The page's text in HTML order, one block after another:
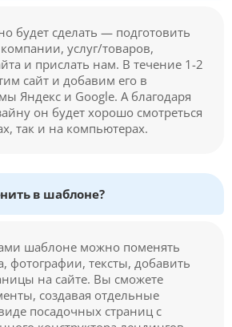
будет сделать — подготовить
услуг/товаров,
и прислать нам. В течение 1-2
сайт и добавим его в
Яндекс и Google. А благодаря
он будет хорошо смотреться
так и на компьютерах.
в шаблоне?
шаблоне можно поменять
фотографии, тексты, добавить
на сайте. Вы сможете
создавая отдельные
посадочных страниц с